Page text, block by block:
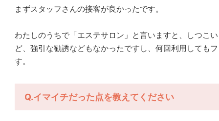
まずスタッフさんの接客が良かったです。
わたしのうちで「エステサロン」と言いますと、しつこ
ど、強引な勧誘などもなかったですし、何回利用しても
す。
Q.イマイチだった点を教えてください